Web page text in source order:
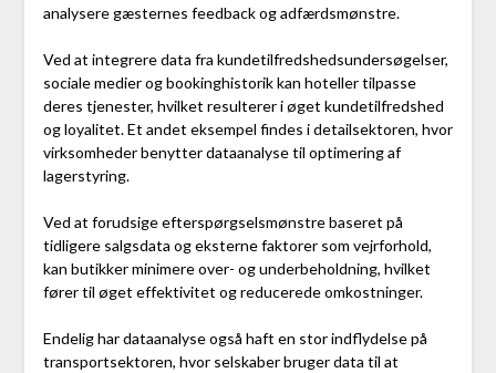
analysere gæsternes feedback og adfærdsmønstre.
Ved at integrere data fra kundetilfredshedsundersøgelser,
sociale medier og bookinghistorik kan hoteller tilpasse
deres tjenester, hvilket resulterer i øget kundetilfredshed
og loyalitet. Et andet eksempel findes i detailsektoren, hvor
virksomheder benytter dataanalyse til optimering af
lagerstyring.
Ved at forudsige efterspørgselsmønstre baseret på
tidligere salgsdata og eksterne faktorer som vejrforhold,
kan butikker minimere over- og underbeholdning, hvilket
fører til øget effektivitet og reducerede omkostninger.
Endelig har dataanalyse også haft en stor indflydelse på
transportsektoren, hvor selskaber bruger data til at